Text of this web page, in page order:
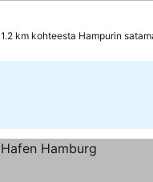
1.2 km kohteesta Hampurin